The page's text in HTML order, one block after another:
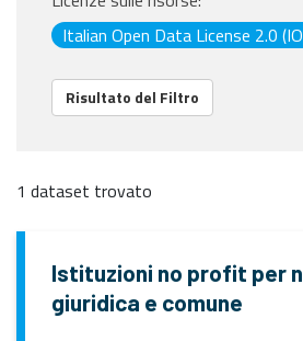
Italian Open Data License 2.0
Risultato del Filtro
1 dataset trovato
Istituzioni no profit per
giuridica e comune